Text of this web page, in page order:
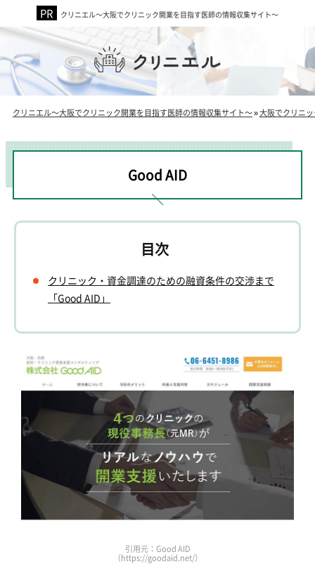
クリニエル～大阪でクリニック開業を目指す医師の情報収集サイト～
クリニエル～大阪でクリニック開業を目指す医師の情報収集サイト～»大阪でクリニ
Good AID
クリニック・資金調達のための融資条件の交渉まで
「Good AID」
引用元：Good AID
（https://goodaid.net/）